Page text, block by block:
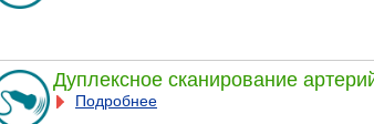
Дуплексное сканирование
Подробнее